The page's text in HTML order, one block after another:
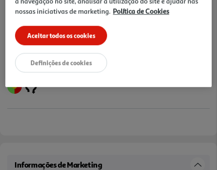
Informações de Marketing
nossas iniciativas de marketing. Política de Cookies
Aceitar todos os cookies
Definições de cookies